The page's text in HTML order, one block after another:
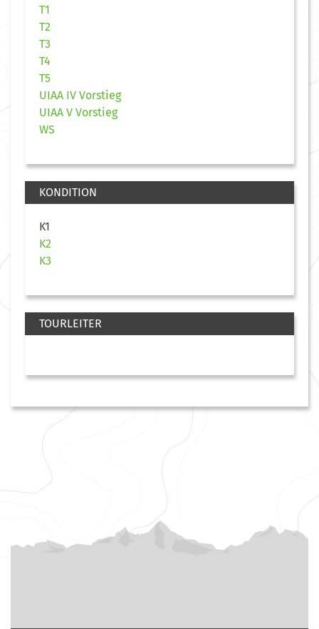
T1
T2
T3
T4
T5
UIAA IV Vorstieg
UIAA V Vorstieg
WS
KONDITION
K1
K2
K3
TOURLEITER